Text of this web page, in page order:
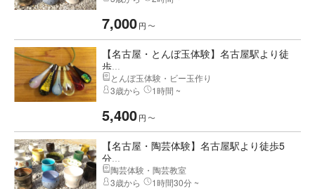
7,000円 〜
【名古屋・とんぼ玉体験】名古屋駅より徒
歩...
とんぼ玉体験・ビー玉作り
3歳から
1時間 ~
5,400円 〜
【名古屋・陶芸体験】名古屋駅より徒歩5
分...
陶芸体験・陶芸教室
3歳から
1時間30分 ~